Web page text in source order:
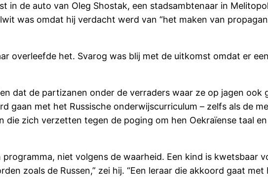
in de auto van Oleg Shostak, een stadsambtenaar in
was omdat hij verdacht werd van “het maken van
overleefde het. Svarog was blij met de uitkomst omdat er
dat de partizanen onder de verraders waar ze op jagen ook
gaan met het Russische onderwijscurriculum – zelfs als de
zich verzetten tegen de poging om hen Oekraïense taal en
niet volgens de waarheid. Een kind is kwetsbaar
zoals de Russen,” zei hij. “Een leraar die akkoord gaat met